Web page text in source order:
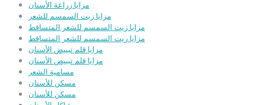
مزايا زراعة الأسنان
مزايا زيت السمسم للشعر
مزايا زيت السمسم للشعر المتساقط
مزايا زيت السمسم للشعر المتساقط
مزايا قلم تبييض الأسنان
مزايا قلم تبييض الأسنان
مسامية الشعر
مسكن للأسنان
مسكن للأسنان